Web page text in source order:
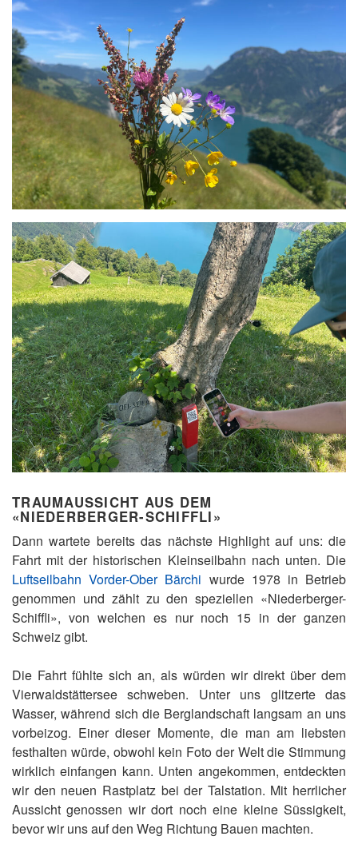
TRAUMAUSSICHT AUS DEM
«NIEDERBERGER-SCHIFFLI»
Dann wartete bereits das nächste Highlight auf uns: die
Fahrt mit der historischen Kleinseilbahn nach unten. Die
Luftseilbahn Vorder-Ober Bärchi wurde 1978 in Betrieb
genommen und zählt zu den speziellen «Niederberger-
Schiffli», von welchen es nur noch 15 in der ganzen
Schweiz gibt.
Die Fahrt fühlte sich an, als würden wir direkt über dem
Vierwaldstättersee schweben. Unter uns glitzerte das
Wasser, während sich die Berglandschaft langsam an uns
vorbeizog. Einer dieser Momente, die man am liebsten
festhalten würde, obwohl kein Foto der Welt die Stimmung
wirklich einfangen kann. Unten angekommen, entdeckten
wir den neuen Rastplatz bei der Talstation. Mit herrlicher
Aussicht genossen wir dort noch eine kleine Süssigkeit,
bevor wir uns auf den Weg Richtung Bauen machten.